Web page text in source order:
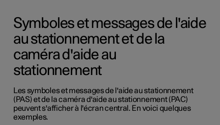
Symboles et messages de l'aide
au stationnement et de la
caméra d'aide au
stationnement
Les symboles et messages de l'aide au stationnement
(PAS) et de la caméra d'aide au stationnement (PAC)
peuvent s'afficher à l'écran central. En voici quelques
exemples.